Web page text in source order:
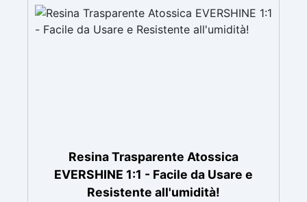
in 12-24h garantendo una superficie lucida e
brillante
Resina Trasparente Atossica
EVERSHINE 1:1 - Facile da Usare e
Resistente all'umidità!